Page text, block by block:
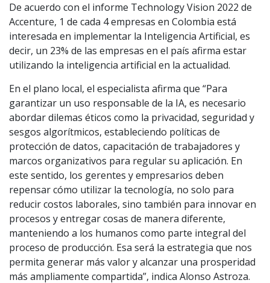
De acuerdo con el informe Technology Vision 2022 de
Accenture, 1 de cada 4 empresas en Colombia está
interesada en implementar la Inteligencia Artificial, es
decir, un 23% de las empresas en el país afirma estar
utilizando la inteligencia artificial en la actualidad.
En el plano local, el especialista afirma que “Para
garantizar un uso responsable de la IA, es necesario
abordar dilemas éticos como la privacidad, seguridad y
sesgos algorítmicos, estableciendo políticas de
protección de datos, capacitación de trabajadores y
marcos organizativos para regular su aplicación. En
este sentido, los gerentes y empresarios deben
repensar cómo utilizar la tecnología, no solo para
reducir costos laborales, sino también para innovar en
procesos y entregar cosas de manera diferente,
manteniendo a los humanos como parte integral del
proceso de producción. Esa será la estrategia que nos
permita generar más valor y alcanzar una prosperidad
más ampliamente compartida”, indica Alonso Astroza.